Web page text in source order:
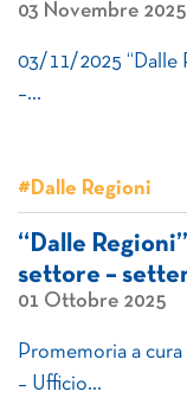
03 Novembre 2025
03/11/2025 “Dalle
–…
#Dalle Regioni
“Dalle
settore –
01 Ottobre 2025
Promemoria a
– Ufficio…